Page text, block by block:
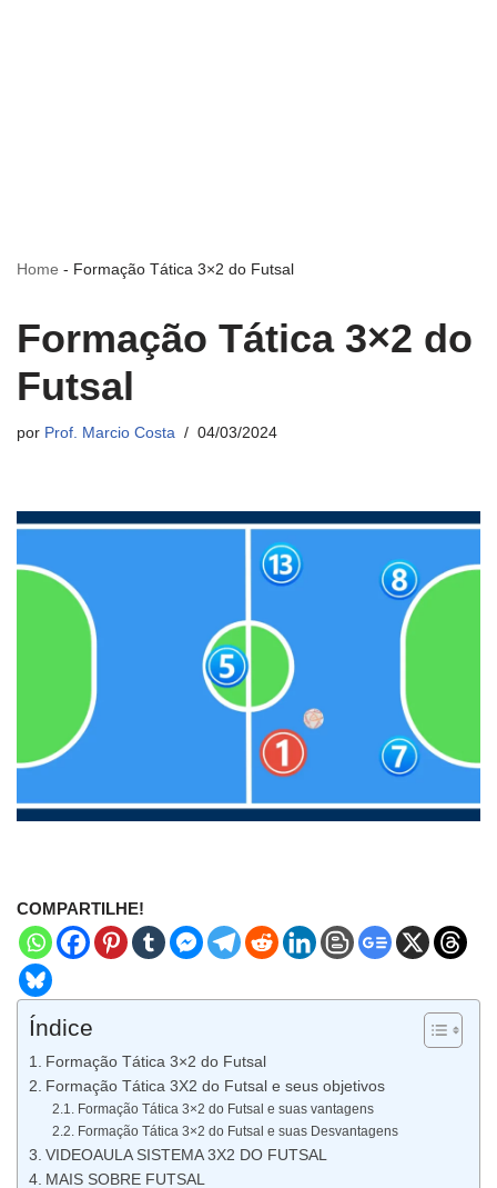
Home - Formação Tática 3×2 do Futsal
Formação Tática 3×2 do
Futsal
por Prof. Marcio Costa 04/03/2024
COMPARTILHE!
Índice
Formação Tática 3×2 do Futsal
Formação Tática 3X2 do Futsal e seus objetivos
Formação Tática 3×2 do Futsal e suas vantagens
Formação Tática 3×2 do Futsal e suas Desvantagens
VIDEOAULA SISTEMA 3X2 DO FUTSAL
MAIS SOBRE FUTSAL